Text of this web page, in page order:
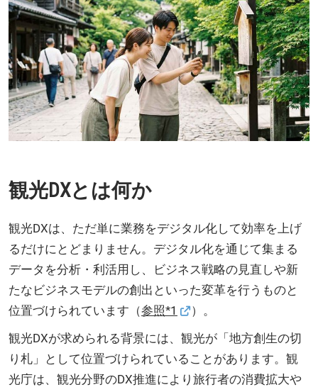
観光DXとは何か
観光DXは、ただ単に業務をデジタル化して効率を上げ
るだけにとどまりません。デジタル化を通じて集まる
データを分析・利活用し、ビジネス戦略の見直しや新
たなビジネスモデルの創出といった変革を行うものと
位置づけられています（参照*1
）。
観光DXが求められる背景には、観光が「地方創生の切
り札」として位置づけられていることがあります。観
光庁は、観光分野のDX推進により旅行者の消費拡大や